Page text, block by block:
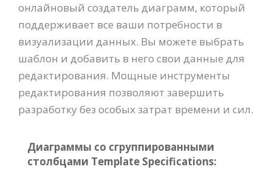
онлайновый создатель диаграмм, который
поддерживает все ваши потребности в
визуализации данных. Вы можете выбрать
шаблон и добавить в него свои данные для
редактирования. Мощные инструменты
редактирования позволяют завершить
разработку без особых затрат времени и сил.
Диаграммы со сгруппированными
столбцами Template Specifications: